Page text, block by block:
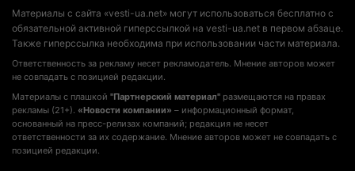
Материалы с сайта «vesti-ua.net» могут использоваться бесплатно с
обязательной активной гиперссылкой на vesti-ua.net в первом абзаце.
Также гиперссылка необходима при использовании части материала.
Ответственность за рекламу несет рекламодатель. Мнение авторов может
не совпадать с позицией редакции.
Материалы с плашкой "Партнерский материал" размещаются на правах
рекламы (21+). «Новости компании» – информационный формат,
основанный на пресс-релизах компаний; редакция не несет
ответственности за их содержание. Мнение авторов может не совпадать с
позицией редакции.